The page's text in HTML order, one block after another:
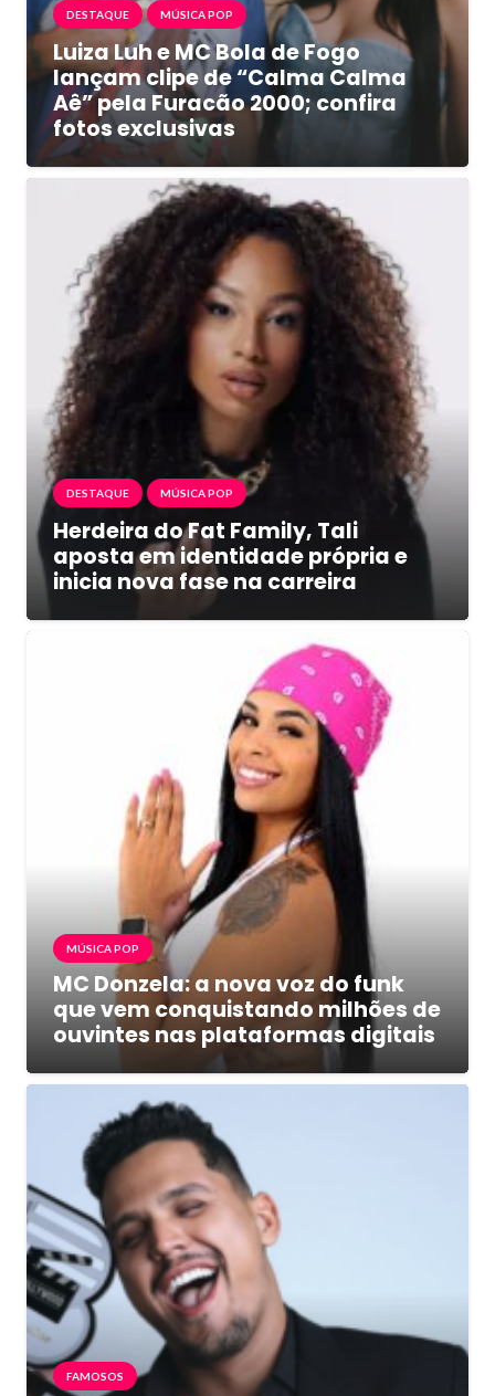
DESTAQUE MÚSICA POP
Luiza Luh e MC Bola de Fogo
lançam clipe de “Calma Calma
Aê” pela Furacão 2000; confira
fotos exclusivas
DESTAQUE MÚSICA POP
Herdeira do Fat Family, Tali
aposta em identidade própria e
inicia nova fase na carreira
MÚSICA POP
MC Donzela: a nova voz do funk
que vem conquistando milhões de
ouvintes nas plataformas digitais
FAMOSOS